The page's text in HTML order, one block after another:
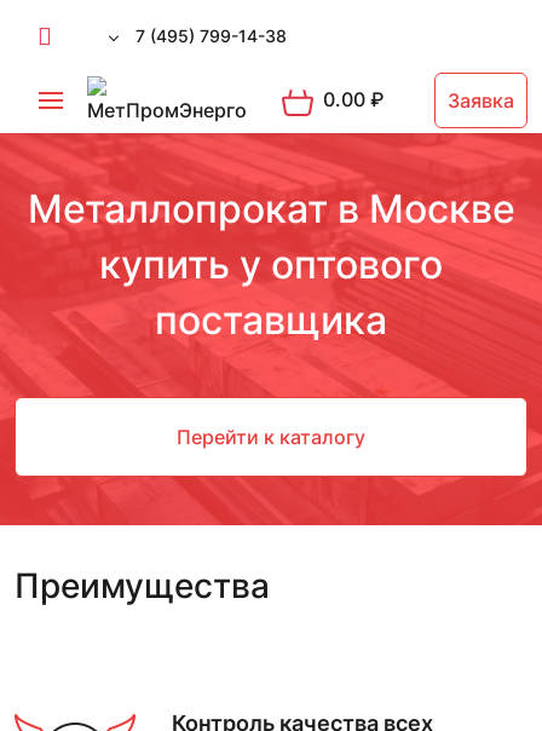
7 (495) 799-14-38
0.00₽ Заявка
Металлопрокат в Москве
купить у оптового
поставщика
Перейти к каталогу
Преимущества
Контроль качества всех